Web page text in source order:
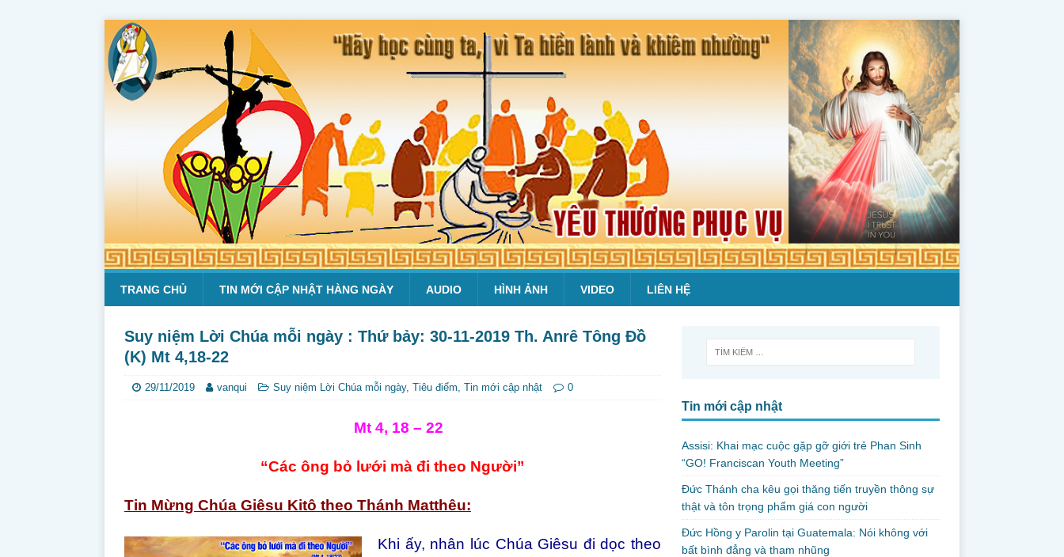
TRANG CHỦ TIN MỚI CẬP NHẬT HÀNG NGÀY AUDIO HÌNH ẢNH VIDEO LIÊN HỆ
Suy niệm Lời Chúa mỗi ngày : Thứ bảy: 30-11-2019 Th. Anrê Tông Đồ
(K) Mt 4,18-22
29/11/2019 vanqui Suy niệm Lời Chúa mỗi ngày, Tiêu điểm, Tin mới cập nhật 0
Mt 4, 18 – 22
“Các ông bỏ lưới mà đi theo Người”
Tin Mừng Chúa Giêsu Kitô theo Thánh Matthêu:
Khi ấy, nhân lúc Chúa Giêsu đi dọc theo
Tin mới cập nhật
Assisi: Khai mạc cuộc gặp gỡ giới trẻ Phan Sinh
“GO! Franciscan Youth Meeting”
Đức Thánh cha kêu gọi thăng tiến truyền thông sự
thật và tôn trọng phẩm giá con người
Đức Hồng y Parolin tại Guatemala: Nói không với
bất bình đẳng và tham nhũng